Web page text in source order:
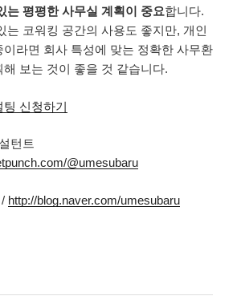
는 평평한 사무실 계획이 중요합니다.
는 코워킹 공간의 사용도 좋지만, 개인
라면 회사 특성에 맞는 정확한 사무환
보는 것이 좋을 것 같습니다.
신청하기
턴트
@umesubaru
http://blog.naver.com/umesubaru